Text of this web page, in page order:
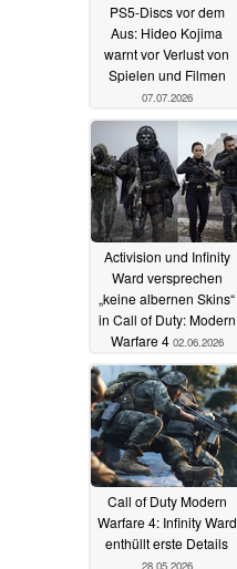
PS5-Discs vor dem
Aus: Hideo Kojima
warnt vor Verlust von
Spielen und Filmen
07.07.2026
Activision und Infinity
Ward versprechen
„keine albernen Skins“
in Call of Duty: Modern
Warfare 4 02.06.2026
Call of Duty Modern
Warfare 4: Infinity Ward
enthüllt erste Details
28.05.2026